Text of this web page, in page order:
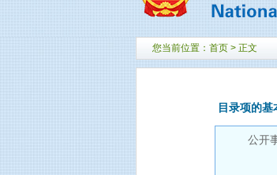
您当前位置： 首页 > 正文
目录项的基
公开